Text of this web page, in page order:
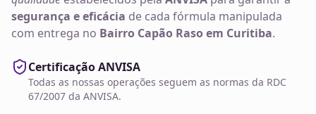
segurança e eficácia de cada fórmula manipulada
com entrega no Bairro Capão Raso em Curitiba.
Certificação ANVISA
Todas as nossas operações seguem as normas da RDC
67/2007 da ANVISA.